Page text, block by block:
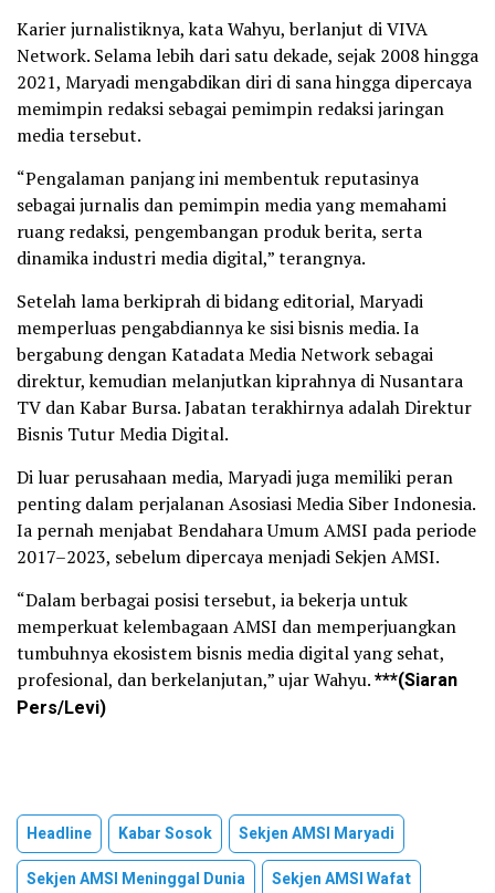
Karier jurnalistiknya, kata Wahyu, berlanjut di VIVA
Network. Selama lebih dari satu dekade, sejak 2008 hingga
2021, Maryadi mengabdikan diri di sana hingga dipercaya
memimpin redaksi sebagai pemimpin redaksi jaringan
media tersebut.
“Pengalaman panjang ini membentuk reputasinya
sebagai jurnalis dan pemimpin media yang memahami
ruang redaksi, pengembangan produk berita, serta
dinamika industri media digital,” terangnya.
Setelah lama berkiprah di bidang editorial, Maryadi
memperluas pengabdiannya ke sisi bisnis media. Ia
bergabung dengan Katadata Media Network sebagai
direktur, kemudian melanjutkan kiprahnya di Nusantara
TV dan Kabar Bursa. Jabatan terakhirnya adalah Direktur
Bisnis Tutur Media Digital.
Di luar perusahaan media, Maryadi juga memiliki peran
penting dalam perjalanan Asosiasi Media Siber Indonesia.
Ia pernah menjabat Bendahara Umum AMSI pada periode
2017–2023, sebelum dipercaya menjadi Sekjen AMSI.
“Dalam berbagai posisi tersebut, ia bekerja untuk
memperkuat kelembagaan AMSI dan memperjuangkan
tumbuhnya ekosistem bisnis media digital yang sehat,
profesional, dan berkelanjutan,” ujar Wahyu.***(Siaran
Pers/Levi)
Headline Kabar Sosok
Sekjen AMSI Maryadi
Sekjen AMSI Meninggal Dunia
Sekjen AMSI Wafat